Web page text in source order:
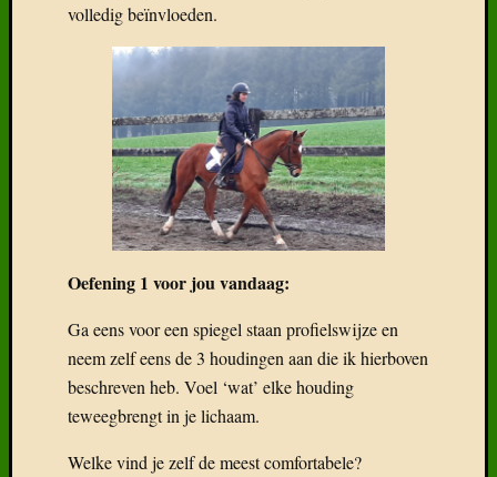
volledig beïnvloeden.
Oefening 1 voor jou vandaag:
Ga eens voor een spiegel staan profielswijze en
neem zelf eens de 3 houdingen aan die ik hierboven
beschreven heb. Voel ‘wat’ elke houding
teweegbrengt in je lichaam.
Welke vind je zelf de meest comfortabele?